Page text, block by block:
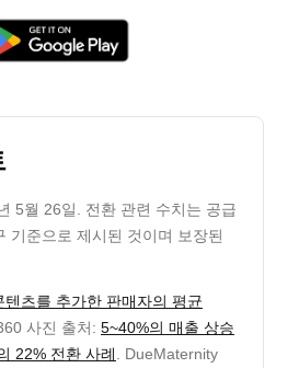
5월 26일
. 전환 관련 수치는 공급
기준으로 제시된 것이며 보장된
텐츠를 추가한 판매자의 평균
360 사진 출처: 5~40%의 매출 상승
22% 전환 사례
. DueMaternity